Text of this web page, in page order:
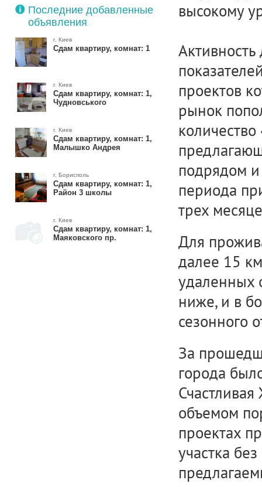
Последние добавленные
объявления
г. Киев
Сдам квартиру, комнат: 1
г. Киев
Сдам квартиру, комнат: 1,
Чудновського
г. Киев
Сдам квартиру, комнат: 1,
Малышко Андрея
г. Борисполь
Сдам квартиру, комнат: 1,
Район 3 школы
г. Киев
Сдам квартиру, комнат: 1,
Маяковского пр.
высокому
проектов
рынок
подрядом
периода
трех
Для
далее 15
удаленных
ниже, и в
сезонного
За
города
объемом
проектах
участка